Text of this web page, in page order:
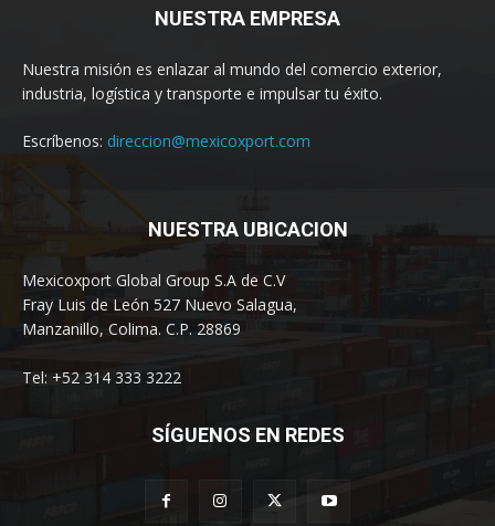
NUESTRA EMPRESA
Nuestra misión es enlazar al mundo del comercio exterior,
industria, logística y transporte e impulsar tu éxito.
Escríbenos: direccion@mexicoxport.com
NUESTRA UBICACION
Mexicoxport Global Group S.A de C.V
Fray Luis de León 527 Nuevo Salagua,
Manzanillo, Colima. C.P. 28869
Tel: +52 314 333 3222
SÍGUENOS EN REDES